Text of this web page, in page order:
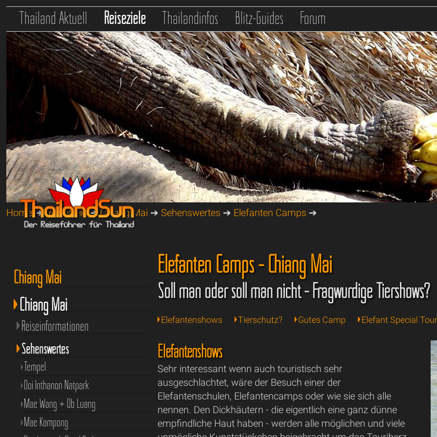
Thailand Aktuell Reiseziele Thailandinfos Blitz-Guides Forum
Home➔Reiseziele➔Chiang Mai ➔ Sehenswertes ➔ Elefanten Camps ➔
Elefanten Camps - Chiang Mai
Soll man oder soll man nicht - Fragwürdige Tiershows?
Elefantenshows Tierschutz? Gutes Camp Elefant Special
Elefantenshows
Sehr interessant wenn auch touristisch sehr
ausgeschlachtet, wäre der Besuch einer der
Elefantenschulen, Elefantencamps oder wie sie sich alle
nennen. Den Dickhäutern - die eigentlich eine ganz dünne
empfindliche Haut haben - werden alle möglichen und viele
Chiang Mai
Chiang Mai
Reiseinformationen
Sehenswertes
Tempel
Doi Inthanon Natpark
Mae Wang + Ob Luang
Mae Kampong